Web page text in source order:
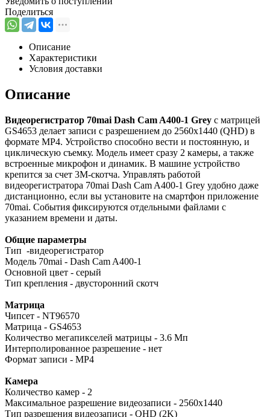
Поделиться
Описание
Характеристики
Условия доставки
Описание
Видеорегистратор 70mai Dash Cam A400-1 Grey с матрицей
GS4653 делает записи с разрешением до 2560x1440 (QHD) в
формате MP4. Устройство способно вести и постоянную, и
циклическую съемку. Модель имеет сразу 2 камеры, а также
встроенные микрофон и динамик. В машине устройство
крепится за счет 3М-скотча. Управлять работой
видеорегистратора 70mai Dash Cam A400-1 Grey удобно даже
дистанционно, если вы установите на смартфон приложение
70mai. События фиксируются отдельными файлами с
указанием времени и даты.
Общие параметры
Тип -видеорегистратор
Модель 70mai - Dash Cam A400-1
Основной цвет - серый
Тип крепления - двусторонний скотч
Матрица
Чипсет - NT96570
Матрица - GS4653
Количество мегапикселей матрицы - 3.6 Мп
Интерполированное разрешение - нет
Формат записи - MP4
Камера
Количество камер - 2
Максимальное разрешение видеозаписи - 2560x1440
Тип разрешения видеозаписи - QHD (2K)